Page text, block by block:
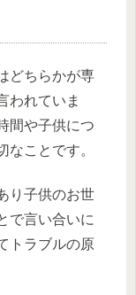
どちらかが専
われていま
間や子供につ
なことです。
り子供のお世
で言い合いに
トラブルの原